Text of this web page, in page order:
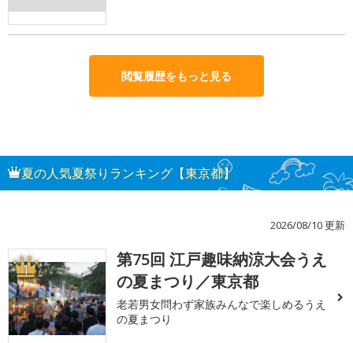
閲覧履歴をもっと見る
夏の人気夏祭りランキング【東京都】
2026/08/10 更新
1
第75回 江戸趣味納涼大会うえ
の夏まつり／東京都
老若男女問わず家族みんなで楽しめるうえ
の夏まつり